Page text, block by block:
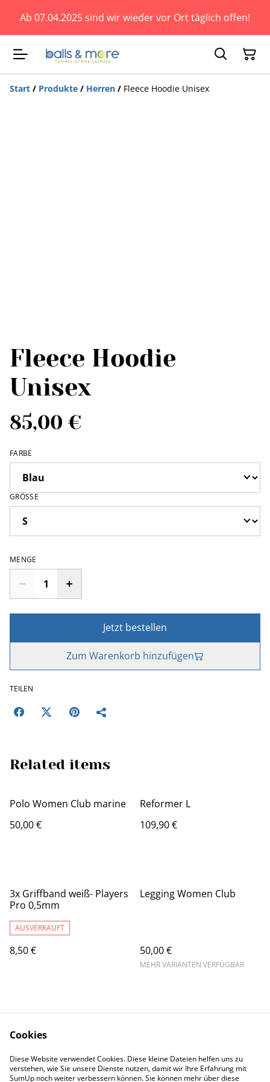
Ab 07.04.2025 sind wir wieder vor Ort täglich offen!
Start / Produkte / Herren / Fleece Hoodie Unisex
Fleece Hoodie
Unisex
85,00 €
FARBE
GRÖSSE
MENGE
Jetzt bestellen
Zum Warenkorb hinzufügen
TEILEN
Related items
Polo Women Club marine
50,00 €
Reformer L
109,90 €
3x Griffband weiß- Players
Pro 0,5mm
AUSVERKAUFT
8,50 €
Legging Women Club
50,00 €
MEHR VARIANTEN VERFÜGBAR
Contact Us
Legal Terms
Privacy Policy
Cookie Policy
Cookies
Diese Website verwendet Cookies. Diese kleine Dateien helfen uns zu
verstehen, wie Sie unsere Dienste nutzen, damit wir Ihre Erfahrung mit
SumUp noch weiter verbessern können. Sie können mehr über diese